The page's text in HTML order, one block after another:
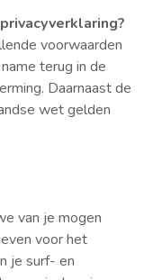
voorwaarden
terug in de
Daarnaast de
wet gelden
van je mogen
voor het
je surf- en